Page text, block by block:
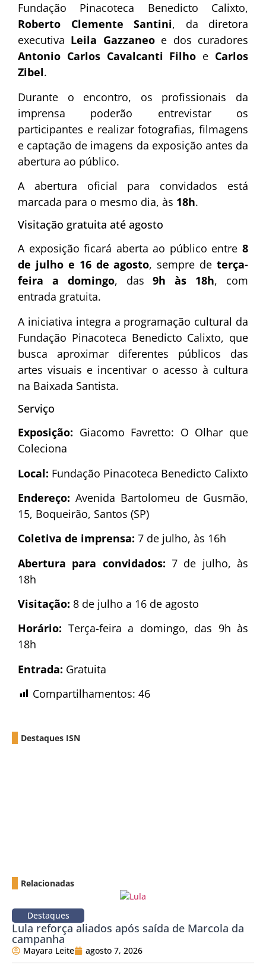
Fundação Pinacoteca Benedicto Calixto,
Roberto Clemente Santini, da diretora
executiva Leila Gazzaneoe dos curadores
Antonio Carlos Cavalcanti Filho e Carlos
Zibel.
Durante o encontro, os profissionais da
imprensa poderão entrevistar os
participantes e realizar fotografias, filmagens
e captação de imagens da exposição antes da
abertura ao público.
A abertura oficial para convidados está
marcada para o mesmo dia, às 18h.
Visitação gratuita até agosto
A exposição ficará aberta ao público entre 8
de julho e 16 de agosto, sempre de terça-
feira a domingo, das9h às 18h, com
entrada gratuita.
A iniciativa integra a programação cultural da
Fundação Pinacoteca Benedicto Calixto, que
busca aproximar diferentes públicos das
artes visuais e incentivar o acesso à cultura
na Baixada Santista.
Serviço
Exposição: Giacomo Favretto: O Olhar que
Coleciona
Local: Fundação Pinacoteca Benedicto Calixto
Endereço: Avenida Bartolomeu de Gusmão,
15, Boqueirão, Santos (SP)
Coletiva de imprensa: 7 de julho, às 16h
Abertura para convidados: 7 de julho, às
18h
Visitação: 8 de julho a 16 de agosto
Horário: Terça-feira a domingo, das 9h às
18h
Entrada: Gratuita
Compartilhamentos: 46
Destaques ISN
Relacionadas
Destaques
Lula reforça aliados após saída de Marcola da
campanha
Mayara Leite agosto 7, 2026